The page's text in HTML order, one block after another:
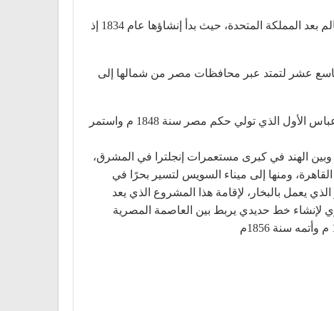
تعد سكك حديد مصر أولى خطوط السكك الحديد التى تم إنشاؤها في أفريقيا والشرق الأوسط، والثانية على مستوى العالم بعد المملكة المتحدة، حيث بدأ إنشاؤها عام 1834 إذ
، ثم تم إحياء الفكرة عاما في 1851 في خمسينيات القرن التاسع عشر لتمتد عبر محافظات مصر من شمالها إلى
تم مد أول خط سكك حديد في مصر بين القاهرة / الإسكندرية ، قامة إحدى الشركة الإنجليزية بإنشائه في عهد الخديوى عباس الأول الذي تولي حكم مصر سنة 1848 م واستمر
الهند في كبرى مستعمرات إنجلترا في المشرق،
ومنها إلى ميناء السويس لتسير بحرًا في
يعمل بالبخار، لإقامة هذا المشروع الذي يعد
الخديوي عباس الأول عقدًّا مع روبرت ستفنسن بقيمة 56 ألف جنيه إنجليزي لإنشاء خط حديدي يربط بين العاصمة المصرية